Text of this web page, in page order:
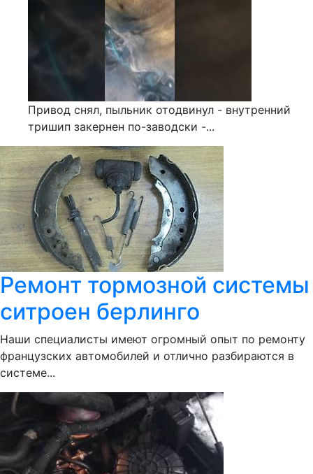
Привод снял, пыльник отодвинул - внутренний
тришип закернен по-заводски -...
Ремонт тормозной системы
ситроен берлинго
Наши специалисты имеют огромный опыт по ремонту
французских автомобилей и отлично разбираются в
системе...